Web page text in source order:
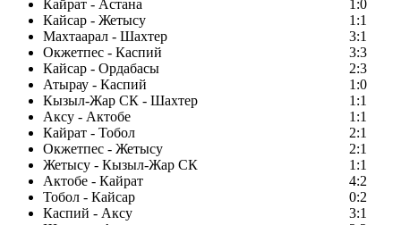
Кайрат - Астана
1:0
Кайсар - Жетысу
1:1
Махтаарал - Шахтер
3:1
Окжетпес - Каспий
3:3
Кайсар - Ордабасы
2:3
Атырау - Каспий
1:0
Кызыл-Жар СК - Шахтер
1:1
Аксу - Актобе
1:1
Кайрат - Тобол
2:1
Окжетпес - Жетысу
2:1
Жетысу - Кызыл-Жар СК
1:1
Актобе - Кайрат
4:2
Тобол - Кайсар
0:2
Каспий - Аксу
3:1